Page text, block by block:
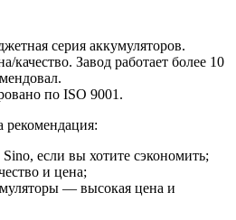
серия аккумуляторов.
качество. Завод работает более 10
по ISO 9001.
если вы хотите сэкономить;
и цена;
— высокая цена и